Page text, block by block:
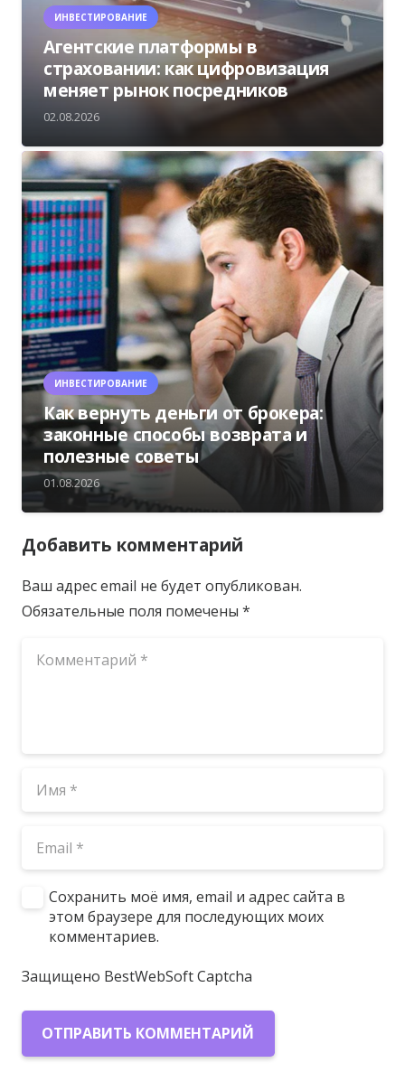
ИНВЕСТИРОВАНИЕ
Агентские платформы в
страховании: как цифровизация
меняет рынок посредников
02.08.2026
ИНВЕСТИРОВАНИЕ
Как вернуть деньги от брокера:
законные способы возврата и
полезные советы
01.08.2026
Добавить комментарий
Ваш адрес email не будет опубликован.
Обязательные поля помечены *
Сохранить моё имя, email и адрес сайта в
этом браузере для последующих моих
комментариев.
Защищено BestWebSoft Captcha
ОТПРАВИТЬ КОММЕНТАРИЙ